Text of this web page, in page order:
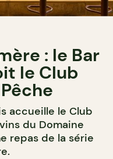
: le Bar
le Club
accueille le Club
du Domaine
repas de la série